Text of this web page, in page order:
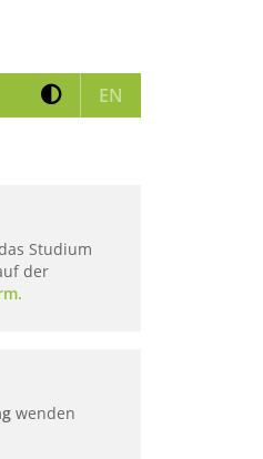
Kontrast erhöhen
EN
Studium
der
wenden